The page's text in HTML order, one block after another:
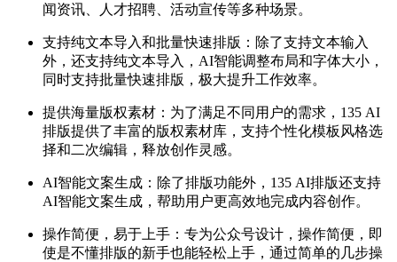
闻资讯、人才招聘、活动宣传等多种场景。
支持纯文本导入和批量快速排版：除了支持文本输入
外，还支持纯文本导入，AI智能调整布局和字体大小，
同时支持批量快速排版，极大提升工作效率。
提供海量版权素材：为了满足不同用户的需求，135 AI
排版提供了丰富的版权素材库，支持个性化模板风格选
择和二次编辑，释放创作灵感。
AI智能文案生成：除了排版功能外，135 AI排版还支持
AI智能文案生成，帮助用户更高效地完成内容创作。
操作简便，易于上手：专为公众号设计，操作简便，即
使是不懂排版的新手也能轻松上手，通过简单的几步操